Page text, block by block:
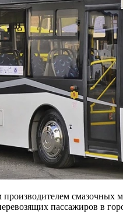
смазочных
пассажиров в